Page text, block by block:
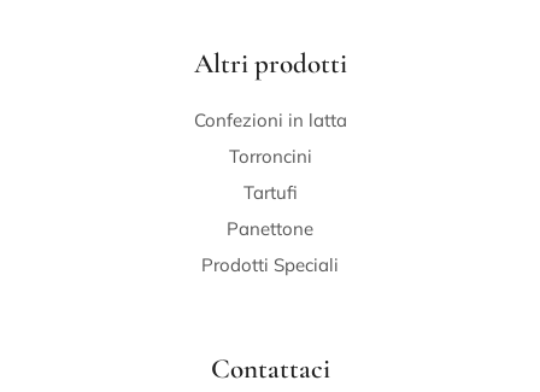
Altri prodotti
Confezioni in latta
Torroncini
Tartufi
Panettone
Prodotti Speciali
Contattaci